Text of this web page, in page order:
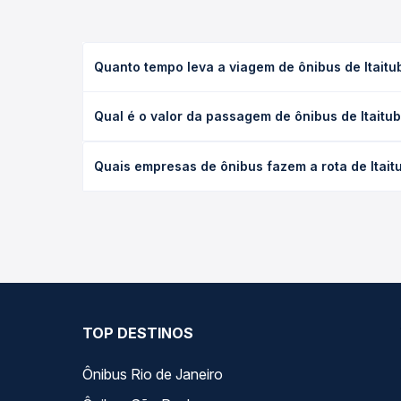
Quanto tempo leva a viagem de ônibus de
executivo ou leito) e as condições de tráfego. Na
Qual é o valor da passagem de ônibus de
poltrona e a antecedência da compra. Na Quero
Quais empresas de ônibus fazem a rota de
TOP DESTINOS
Ônibus Rio de Janeiro